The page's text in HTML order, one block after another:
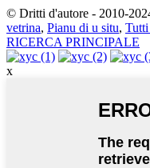
© Dritti d'autore - 2010-
vetrina, Pianu di u situ,
RICERCA PRINCIPALE
x